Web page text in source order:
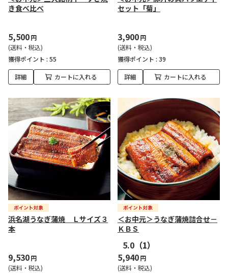
き食べ比べ
5,500円
(送料・税込)
獲得ポイント : 55
詳細 カートに入れる
セット「菊」
3,900円
(送料・税込)
獲得ポイント : 39
詳細 カートに入れる
浜名湖うなぎ蒲焼 Ｌサイズ３
本
9,530円
(送料・税込)
＜お中元＞うなぎ蒲焼詰合せ－
ＫＢＳ
5.0 （1）
5,940円
(送料・税込)